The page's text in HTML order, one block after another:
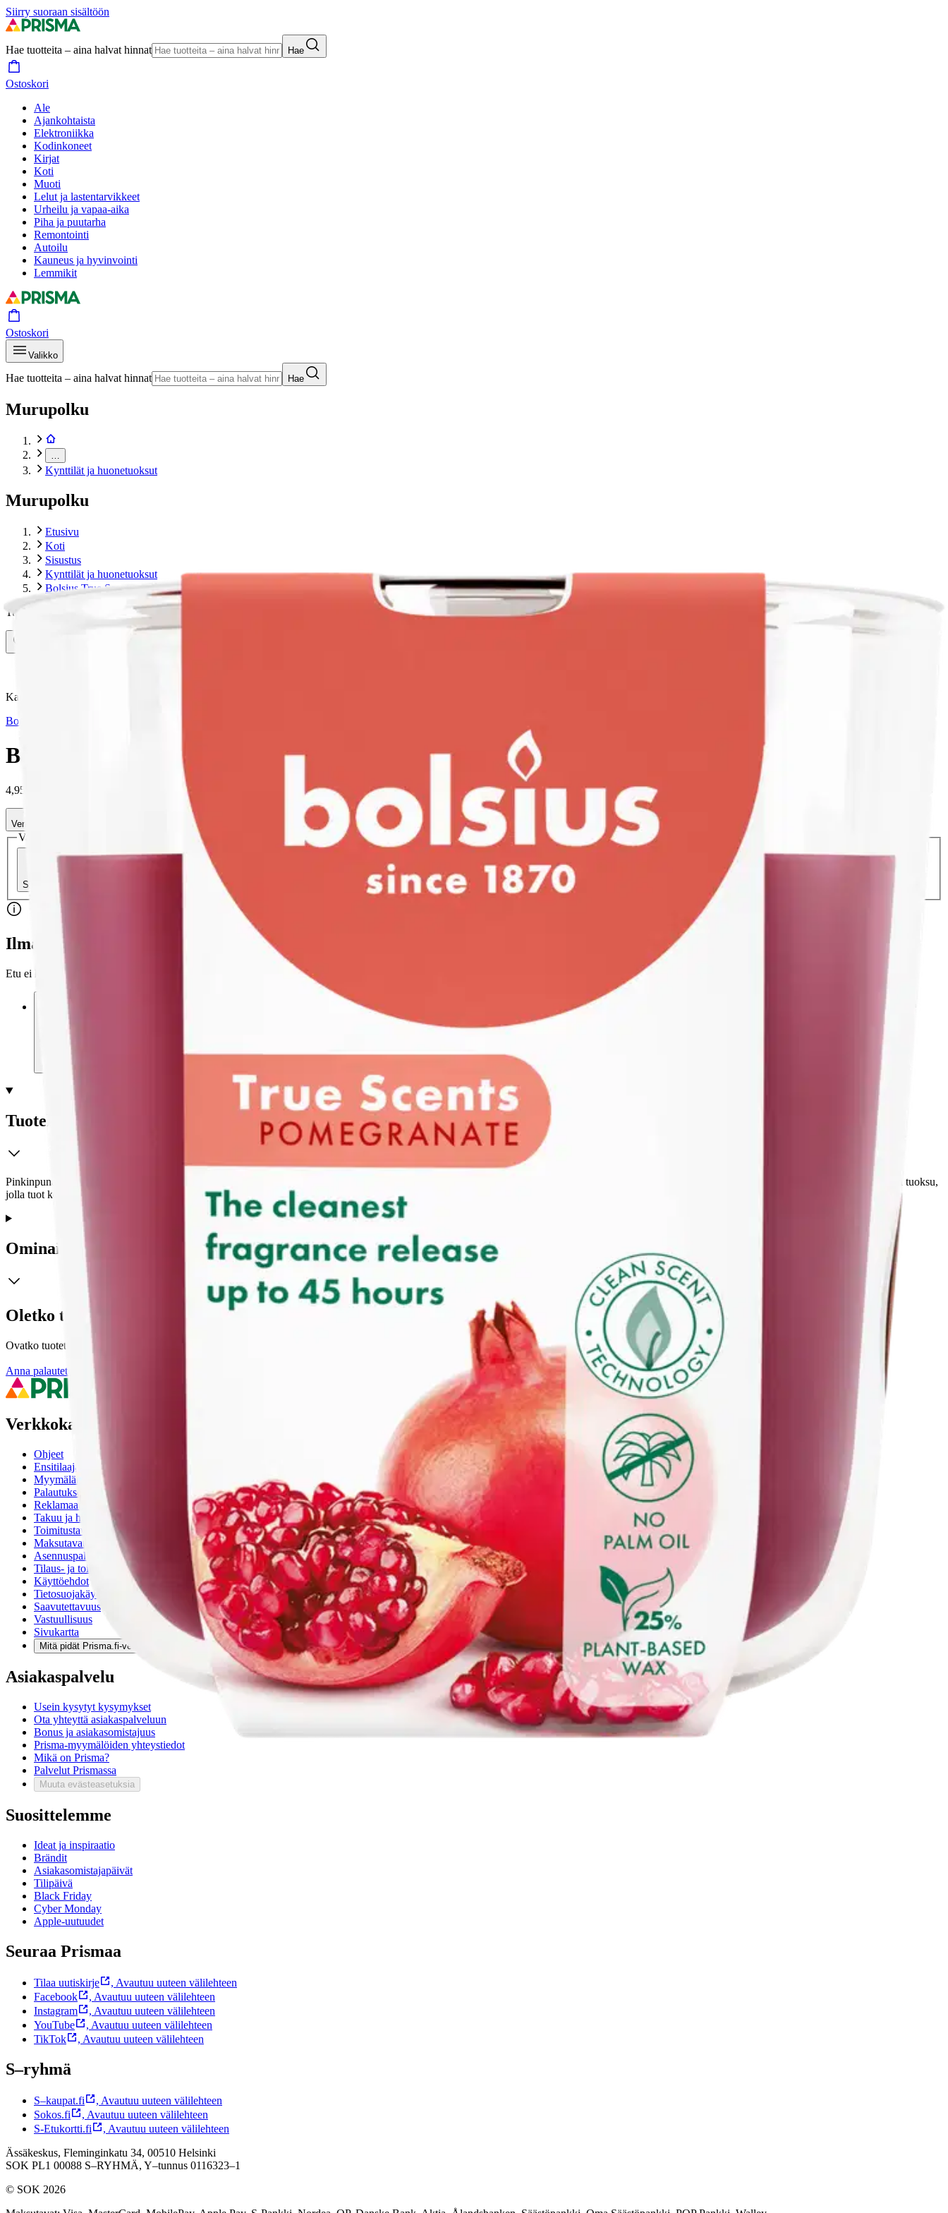
Siirry suoraan sisältöön
Hae tuotteita – aina halvat hinnat Hae
Ostoskori
Ale
Ajankohtaista
Elektroniikka
Kodinkoneet
Kirjat
Koti
Muoti
Lelut ja lastentarvikkeet
Urheilu ja vapaa-aika
Piha ja puutarha
Remontointi
Autoilu
Kauneus ja hyvinvointi
Lemmikit
Ostoskori
Valikko
Hae tuotteita – aina halvat hinnat Hae
Murupolku
Kynttilät ja huonetuoksut
Murupolku
Etusivu
Koti
Sisustus
Kynttilät ja huonetuoksut
Bolsius True Scents – tuoksukynttilä lasissa – Granaattiomena – punainen – suuri
Tuotekuvat- ja videot
Ohita tuotekuva
Karusellin nuolipainikkeet
Bolsius
Bolsius True Scents – tuoksukynttilä lasissa – Granaattiomena – punainen – suuri
4,95 €
Verkkokaupan hinta
Valitse toimitustapa
Siirry valitsemaan myymälä
Ilmainen toimitus yli 100 €:n tilauksille Postin pakettiautomaattiin tai palvelupisteeseen!
Etu ei koske Suuri‑lisäpalvelulla toimitettavia tuotteita.
Tarkista myymäläsaatavuus
Tuotekuvaus
Pinkinpunainen Bolsius Pomegranate -tuoksukynttilä toimitetaan kirkkaassa lasissa, ja se palaa peräti 45 tuntia. Pomegranate-tuoksussa on aidon hedelmäpommin tuoksu: supermakea ja mehukas. Iloinen tuoksu,
jolla tuot kesän sisätiloihin. Valmistettu CleanScent-tekniikalla, takaamme puhtaimman tuoksu kokemuksen ja puhtaimman tuoksu vapautuksen.
Ominaisuudet
Oletko tyytyväinen tuotetietoihin?
Ovatko tuotetiedot riittävät? Jos tuotetiedoissa on puutteita tai niitä voisi muuten parantaa, anna palautetta.
Anna palautetta Avautuu uuteen välilehteen
Verkkokauppa
Ohjeet
Ensitilaajan pikaopas
Myymälänouto
Palautukset
Reklamaatio
Takuu ja huolto
Toimitustavat
Maksutavat
Asennuspalvelut
Tilaus- ja toimitusehdot
Käyttöehdot
Tietosuojakäytäntö
Saavutettavuus
Vastuullisuus
Sivukartta
Mitä pidät Prisma.fi-verkkokaupasta?
Asiakaspalvelu
Usein kysytyt kysymykset
Ota yhteyttä asiakaspalveluun
Bonus ja asiakasomistajuus
Prisma-myymälöiden yhteystiedot
Mikä on Prisma?
Palvelut Prismassa
Muuta evästeasetuksia
Suosittelemme
Ideat ja inspiraatio
Brändit
Asiakasomistajapäivät
Tilipäivä
Black Friday
Cyber Monday
Apple-uutuudet
Seuraa Prismaa
Tilaa uutiskirje , Avautuu uuteen välilehteen
Facebook
, Avautuu uuteen välilehteen
Instagram
, Avautuu uuteen välilehteen
YouTube
, Avautuu uuteen välilehteen
TikTok
, Avautuu uuteen välilehteen
S–ryhmä
S–kaupat.fi , Avautuu uuteen välilehteen
Sokos.fi
, Avautuu uuteen välilehteen
S-Etukortti.fi
, Avautuu uuteen välilehteen
Ässäkeskus, Fleminginkatu 34, 00510 Helsinki
SOK PL1 00088 S–RYHMÄ, Y–tunnus 0116323–1
© SOK 2026